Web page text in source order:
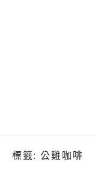
標籤: 公雞咖啡